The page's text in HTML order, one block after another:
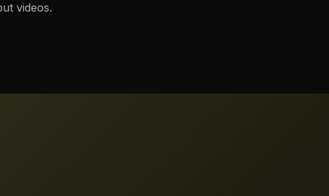
videos.